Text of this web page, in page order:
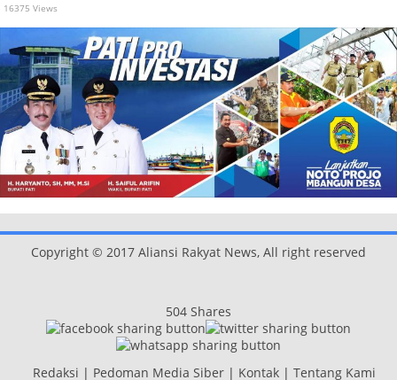
16375 Views
Copyright © 2017 Aliansi Rakyat News, All right reserved
504 Shares
Redaksi | Pedoman Media Siber| Kontak| Tentang Kami